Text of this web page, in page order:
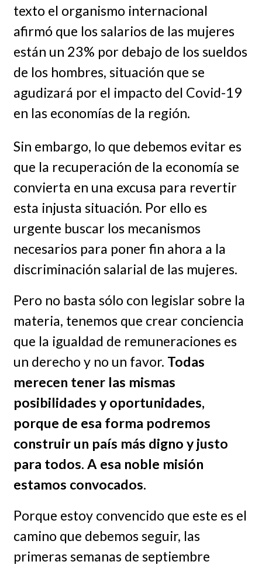
texto el organismo internacional
afirmó que los salarios de las mujeres
están un 23% por debajo de los sueldos
de los hombres, situación que se
agudizará por el impacto del Covid-19
en las economías de la región.
Sin embargo, lo que debemos evitar es
que la recuperación de la economía se
convierta en una excusa para revertir
esta injusta situación. Por ello es
urgente buscar los mecanismos
necesarios para poner fin ahora a la
discriminación salarial de las mujeres.
Pero no basta sólo con legislar sobre la
materia, tenemos que crear conciencia
que la igualdad de remuneraciones es
un derecho y no un favor. Todas
merecen tener las mismas
posibilidades y oportunidades,
porque de esa forma podremos
construir un país más digno y justo
para todos. A esa noble misión
estamos convocados.
Porque estoy convencido que este es el
camino que debemos seguir, las
primeras semanas de septiembre